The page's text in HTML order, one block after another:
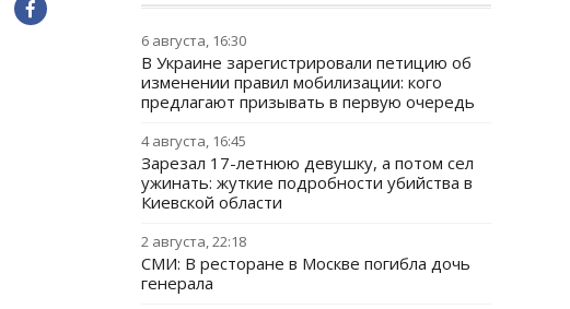
6 августа, 16:30
В Украине зарегистрировали петицию об
изменении правил мобилизации: кого
предлагают призывать в первую очередь
4 августа, 16:45
Зарезал 17-летнюю девушку, а потом сел
ужинать: жуткие подробности убийства в
Киевской области
2 августа, 22:18
СМИ: В ресторане в Москве погибла дочь
генерала